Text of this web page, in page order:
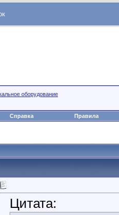
оборудование
Справка Правила
Цитата: